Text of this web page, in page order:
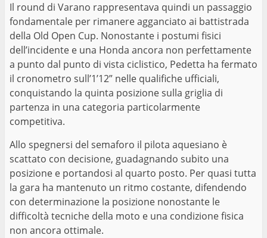
Il round di Varano rappresentava quindi un passaggio
fondamentale per rimanere agganciato ai battistrada
della Old Open Cup. Nonostante i postumi fisici
dell’incidente e una Honda ancora non perfettamente
a punto dal punto di vista ciclistico, Pedetta ha fermato
il cronometro sull’1’12” nelle qualifiche ufficiali,
conquistando la quinta posizione sulla griglia di
partenza in una categoria particolarmente
competitiva.
Allo spegnersi del semaforo il pilota aquesiano è
scattato con decisione, guadagnando subito una
posizione e portandosi al quarto posto. Per quasi tutta
la gara ha mantenuto un ritmo costante, difendendo
con determinazione la posizione nonostante le
difficoltà tecniche della moto e una condizione fisica
non ancora ottimale.